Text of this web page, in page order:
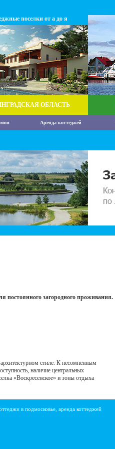
поселки от а до я
ОБЛАСТЬ
Аренда коттеджей
постоянного загородного проживания.
стиле. К несомненным
наличие центральных
«Воскресенское» и зоны отдыха
в подмосковье, аренда коттеджей